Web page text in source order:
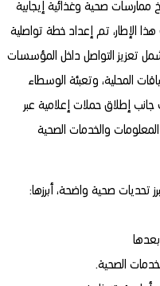
ممارسات صحية وغذائية إيجابية
الإطار، تم إعداد خطة تواصلية
تعزيز التواصل داخل المؤسسات
المحلية، وتعبئة الوسطاء
جانب إطلاق حملات إعلامية عبر
والخدمات الصحية
تحديات صحية واضحة، أبرزها:
الصحية.